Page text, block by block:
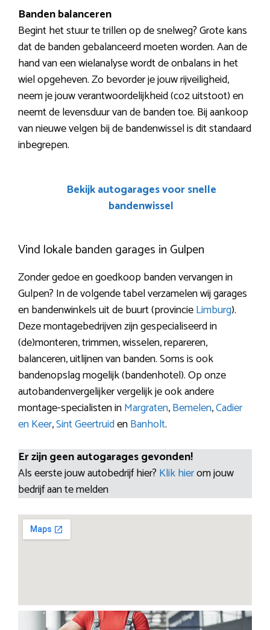
Banden balanceren
Begint het stuur te trillen op de snelweg? Grote kans
dat de banden gebalanceerd moeten worden. Aan de
hand van een wielanalyse wordt de onbalans in het
wiel opgeheven. Zo bevorder je jouw rijveiligheid,
neem je jouw verantwoordelijkheid (co2 uitstoot) en
neemt de levensduur van de banden toe. Bij aankoop
van nieuwe velgen bij de bandenwissel is dit standaard
inbegrepen.
Bekijk autogarages voor snelle
bandenwissel
Vind lokale banden garages in Gulpen
Zonder gedoe en goedkoop banden vervangen in
Gulpen? In de volgende tabel verzamelen wij garages
en bandenwinkels uit de buurt (provincieLimburg).
Deze montagebedrijven zijn gespecialiseerd in
(de)monteren, trimmen, wisselen, repareren,
balanceren, uitlijnen van banden. Soms is ook
bandenopslag mogelijk (bandenhotel). Op onze
autobandenvergelijker vergelijk je ook andere
montage-specialisten inMargraten,Bemelen,Cadier
en Keer,Sint GeertruidenBanholt.
Er zijn geen autogarages gevonden!
Als eerste jouw autobedrijf hier? Klik hierom jouw
bedrijf aan te melden